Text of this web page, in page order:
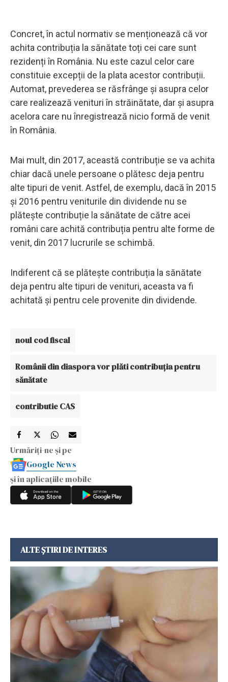
Concret, în actul normativ se menționează că vor
achita contribuția la sănătate toți cei care sunt
rezidenți în România. Nu este cazul celor care
constituie excepții de la plata acestor contribuții.
Automat, prevederea se răsfrânge și asupra celor
care realizează venituri în străinătate, dar și asupra
acelora care nu înregistrează nicio formă de venit
în România.
Mai mult, din 2017, această contribuție se va achita
chiar dacă unele persoane o plătesc deja pentru
alte tipuri de venit. Astfel, de exemplu, dacă în 2015
și 2016 pentru veniturile din dividende nu se
plătește contribuție la sănătate de către acei
români care achită contribuția pentru alte forme de
venit, din 2017 lucrurile se schimbă.
Indiferent că se plătește contribuția la sănătate
deja pentru alte tipuri de venituri, aceasta va fi
achitată și pentru cele provenite din dividende.
noul cod fiscal
Românii din diaspora vor plăti contribuția pentru
sănătate
contributie CAS
Urmăriți-ne și pe
Google News
și în aplicațiile mobile
ALTE ȘTIRI DE INTERES